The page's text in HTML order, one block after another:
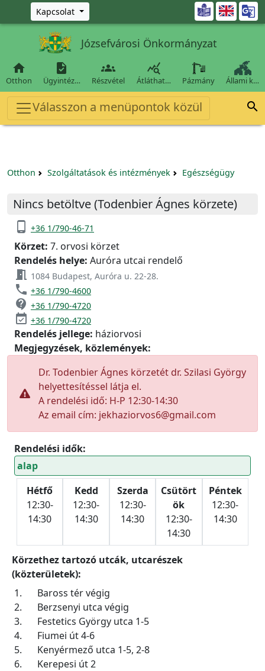
Ugrás a fő tartalomra
Kapcsolat 
Józsefvárosi Önkormányzat

Otthon

Ügyintéz…

Részvétel

Átláthat… Pázmány Állami k…
Válasszon a menüpontok közül 
Otthon Szolgáltatások és intézmények Egészségügy
Nincs betöltve (Todenbier Ágnes körzete)
phone_android +36 1/790-46-71
Körzet: 7. orvosi körzet
Rendelés helye: Auróra utcai rendelő
meeting_room 1084 Budapest, Auróra u. 22-28.
phone +36 1/790-4600
contact_support +36 1/790-4720
event_available +36 1/790-4720
Rendelés jellege: háziorvosi
Megjegyzések, közlemények:
Dr. Todenbier Ágnes körzetét dr. Szilasi György
helyettesítéssel látja el.
A rendelési idő: H-P 12:30-14:30
Az email cím: jekhaziorvos6@gmail.com
Rendelési idők:
alap
Hétfő
12:30-
14:30
Kedd
12:30-
14:30
Szerda
12:30-
14:30
Csütört
ök
12:30-
14:30
Péntek
12:30-
14:30
Körzethez tartozó utcák, utcarészek
(közterületek):
1.
Baross tér végig
2.
Berzsenyi utca végig
3.
Festetics György utca 1-5
4.
Fiumei út 4-6
5.
Kenyérmező utca 1-5, 2-8
6.
Kerepesi út 2